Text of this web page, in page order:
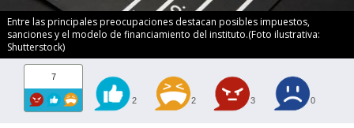
Entre las principales preocupaciones destacan posibles impuestos,
sanciones y el modelo de financiamiento del instituto.(Foto ilustrativa:
Shutterstock)
7
2 2 3 0